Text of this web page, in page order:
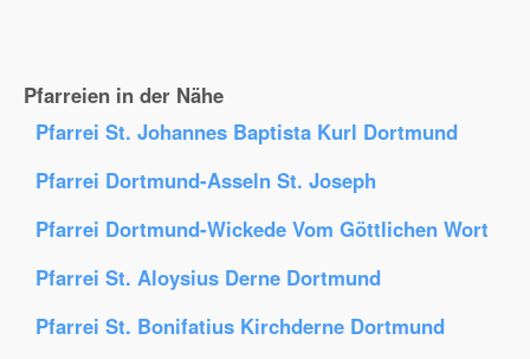
Pfarreien in der Nähe
Pfarrei St. Johannes Baptista Kurl Dortmund
Pfarrei Dortmund-Asseln St. Joseph
Pfarrei Dortmund-Wickede Vom Göttlichen Wort
Pfarrei St. Aloysius Derne Dortmund
Pfarrei St. Bonifatius Kirchderne Dortmund